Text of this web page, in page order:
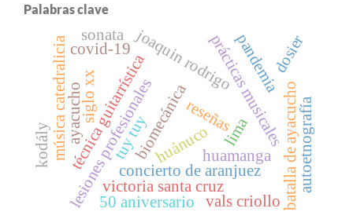
Palabras clave
biomecánica
lesiones profesionales
técnica guitarrísticaconcierto de aranjuez
joaquin rodrigoprácticas musicales
tuy tuyhuánuco
reseñas
victoria santa cruz
50 aniversario
música catedraliciaayacucho
huamanga batalla de ayacucho
pandemia
covid-19
vals criollo
lima
siglo xx
dosier
kodály
sonata
autoetnografía